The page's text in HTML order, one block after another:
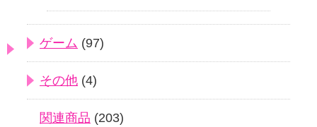
ゲーム (97)
その他 (4)
関連商品 (203)